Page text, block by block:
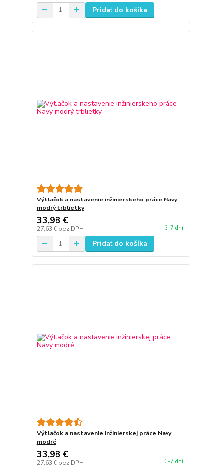
Pridať do košíka
Výtlačok a nastavenie inžinierskeho práce Navy
modrý trblietky
33,98 €
27,63 € bez DPH 3-7 dní
Pridať do košíka
Výtlačok a nastavenie inžinierskej práce Navy
modré
33,98 €
27,63 € bez DPH 3-7 dní